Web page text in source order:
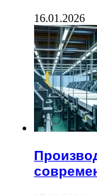
16.01.2026